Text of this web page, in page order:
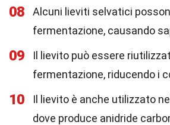
08
Alcuni lieviti selvatici
fermentazione, causando
09
Il lievito può essere
fermentazione, riducendo i
10
Il lievito è anche utilizzato
dove produce anidride